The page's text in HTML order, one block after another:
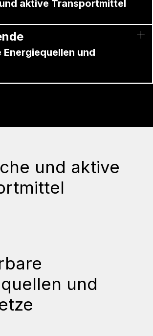
aktive Transportmittel
Energiequellen und
und aktive
und